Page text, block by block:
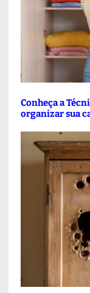
Conheça a
organizar sua